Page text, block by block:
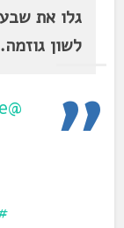
גלו את
לשון גוזמה.
@yiramne